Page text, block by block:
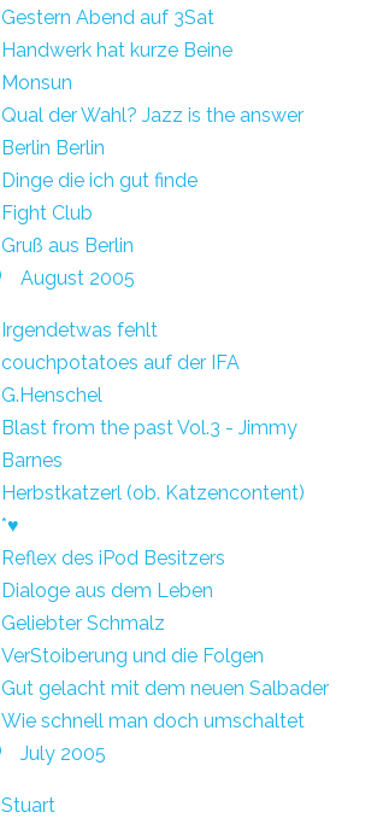
Gestern Abend auf 3Sat
Handwerk hat kurze Beine
Monsun
Qual der Wahl? Jazz is the answer
Berlin Berlin
Dinge die ich gut finde
Fight Club
Gruß aus Berlin
August 2005
Irgendetwas fehlt
couchpotatoes auf der IFA
G.Henschel
Blast from the past Vol.3 - Jimmy
Barnes
Herbstkatzerl (ob. Katzencontent)
*♥
Reflex des iPod Besitzers
Dialoge aus dem Leben
Geliebter Schmalz
VerStoiberung und die Folgen
Gut gelacht mit dem neuen Salbader
Wie schnell man doch umschaltet
July 2005
Stuart